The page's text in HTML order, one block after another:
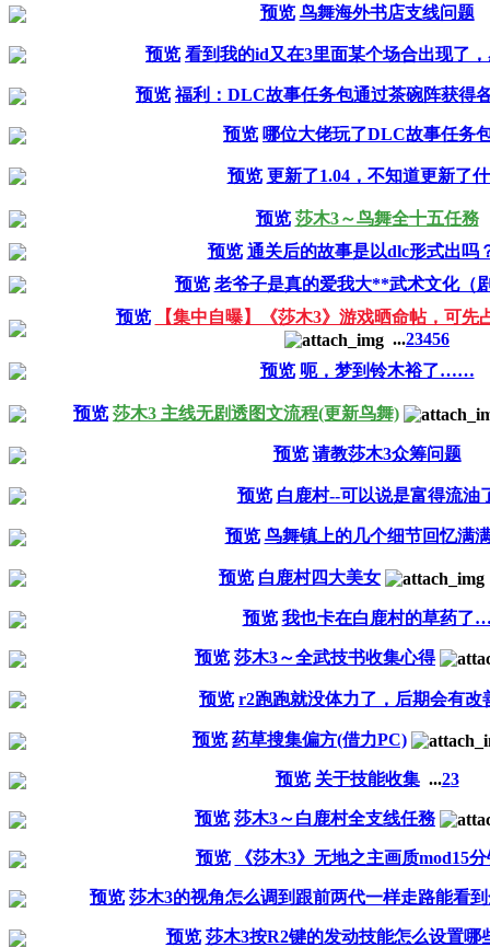
预览 鸟舞海外书店支线问题
预览 看到我的id又在3里面某个场合出现了
预览 福利：DLC故事任务包通过茶碗阵获得
预览 哪位大佬玩了DLC故事任务
预览 更新了1.04，不知道更新了
预览 莎木3～鸟舞全十五任務
预览 通关后的故事是以dlc形式出吗
预览 老爷子是真的爱我大**武术文化（
预览
【集中自曝】《莎木3》游戏晒命帖，可先
...23456
预览 呃，梦到铃木裕了……
预览 莎木3 主线无剧透图文流程(更新鸟舞)
预览 请教莎木3众筹问题
预览 白鹿村--可以说是富得流油
预览 鸟舞镇上的几个细节回忆满
预览 白鹿村四大美女
预览 我也卡在白鹿村的草药了
预览 莎木3～全武技书收集心得
预览 r2跑跑就没体力了，后期会有改
预览 药草搜集偏方(借力PC)
预览 关于技能收集 ...23
预览 莎木3～白鹿村全支线任務
预览 《莎木3》无地之主画质mod15
预览 莎木3的视角怎么调到跟前两代一样走路能看
预览 莎木3按R2键的发动技能怎么设置哪